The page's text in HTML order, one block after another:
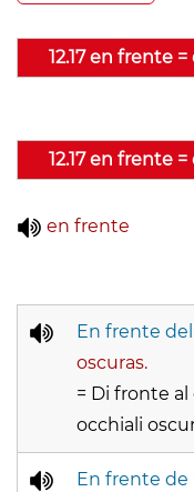
12.17 en frente
12.17 en frente
en frente
En frente del
oscuras.
= Di fronte
occhiali
En frente de